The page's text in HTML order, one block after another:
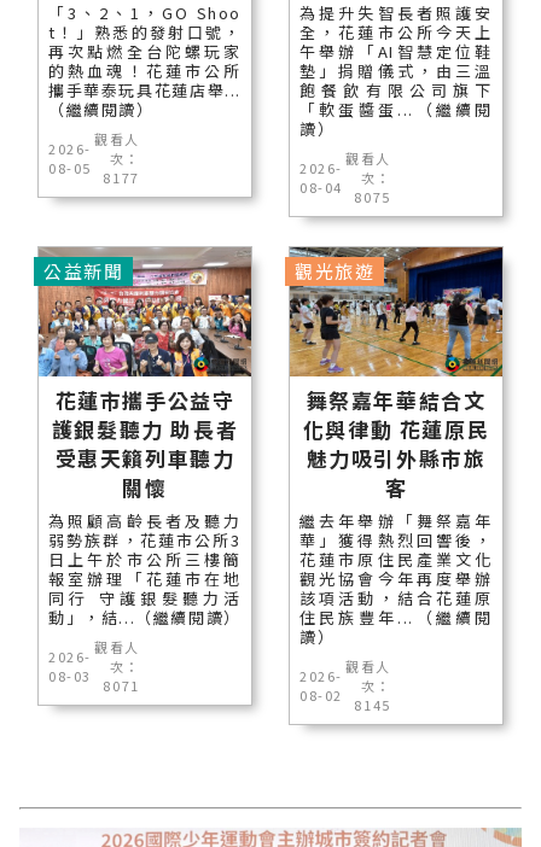
「3、2、1，GO Shoo
t！」熟悉的發射口號，
再次點燃全台陀螺玩家
的熱血魂！花蓮市公所
攜手華泰玩具花蓮店舉...
（繼續閱讀）
2026-
08-05
觀看人
次：
8177
為提升失智長者照護安
全，花蓮市公所今天上
午舉辦「AI智慧定位鞋
墊」捐贈儀式，由三溫
飽餐飲有限公司旗下
「軟蛋醬蛋...（繼續閱
讀）
2026-
08-04
觀看人
次：
8075
花蓮市攜手公益守
護銀髮聽力 助長者
受惠天籟列車聽力
關懷
為照顧高齡長者及聽力
弱勢族群，花蓮市公所3
日上午於市公所三樓簡
報室辦理「花蓮市在地
同行 守護銀髮聽力活
動」，結...（繼續閱讀）
2026-
08-03
觀看人
次：
8071
公益新聞
舞祭嘉年華結合文
化與律動 花蓮原民
魅力吸引外縣市旅
客
繼去年舉辦「舞祭嘉年
華」獲得熱烈回響後，
花蓮市原住民產業文化
觀光協會今年再度舉辦
該項活動，結合花蓮原
住民族豐年...（繼續閱
讀）
2026-
08-02
觀看人
次：
8145
觀光旅遊